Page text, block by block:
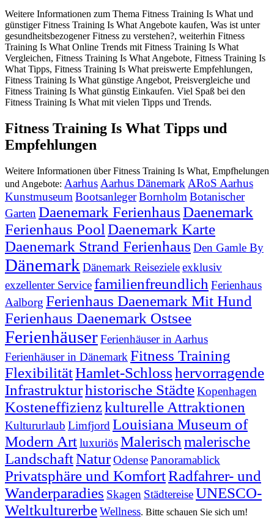
Weitere Informationen zum Thema Fitness Training Is What und
günstiger Fitness Training Is What Angebote kaufen, Was ist unter
gesundheitsbezogener Fitness zu verstehen?, weiterhin Fitness
Training Is What Online Trends mit Fitness Training Is What
Vergleichen, Fitness Training Is What Angebote, Fitness Training Is
What Tipps, Fitness Training Is What preiswerte Empfehlungen,
Fitness Training Is What günstige Angebot, Preisvergleiche und
Fitness Training Is What günstig Einkaufen. Viel Spaß bei den
Fitness Training Is What mit vielen Tipps und Trends.
Fitness Training Is What Tipps und
Empfehlungen
Weitere Informationen über Fitness Training Is What, Empfhelungen
und Angebote: Aarhus Aarhus Dänemark ARoS Aarhus
Kunstmuseum BootsanlegerBornholm Botanischer
Garten Daenemark FerienhausDaenemark
Ferienhaus Pool Daenemark Karte
Daenemark Strand Ferienhaus Den Gamle By
Dänemark Dänemark Reisezieleexklusiv
exzellenter Servicefamilienfreundlich Ferienhaus
Aalborg Ferienhaus Daenemark Mit Hund
Ferienhaus Daenemark Ostsee
FerienhäuserFerienhäuser in Aarhus
Ferienhäuser in Dänemark Fitness Training
FlexibilitätHamlet-Schlosshervorragende
Infrastrukturhistorische StädteKopenhagen
Kosteneffizienzkulturelle Attraktionen
Kultururlaub Limfjord Louisiana Museum of
Modern ArtluxuriösMalerisch malerische
LandschaftNaturOdensePanoramablick
Privatsphäre und KomfortRadfahrer- und
Wanderparadies Skagen StädtereiseUNESCO-
WeltkulturerbeWellness. Bitte schauen Sie sich um!